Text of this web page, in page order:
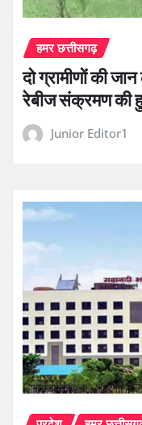
हमर छत्तीसगढ़
दो ग्रामीणों की
रेबीज संक्रमण की
Junior Editor1